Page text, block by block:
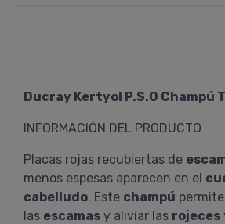
Ducray Kertyol P.S.O Champú
INFORMACIÓN DEL PRODUCTO
Placas rojas recubiertas de
menos espesas aparecen en el
cabelludo. Este champú
las escamas y aliviar las rojeces